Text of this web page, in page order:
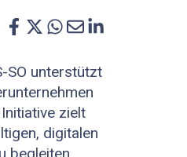
SO unterstützt
zielt
digitalen